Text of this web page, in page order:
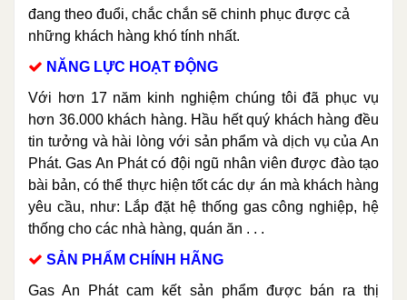
đang theo đuổi, chắc chắn sẽ chinh phục được cả
những khách hàng khó tính nhất.
NĂNG LỰC HOẠT ĐỘNG
Với hơn 17 năm kinh nghiệm chúng tôi đã phục vụ
hơn 36.000 khách hàng. Hầu hết quý khách hàng đều
tin tưởng và hài lòng với sản phẩm và dịch vụ của An
Phát. Gas An Phát có đội ngũ nhân viên được đào tạo
bài bản, có thể thực hiện tốt các dự án mà khách hàng
yêu cầu, như: Lắp đặt hệ thống gas công nghiệp, hệ
thống cho các nhà hàng, quán ăn . . .
SẢN PHẨM CHÍNH HÃNG
Gas An Phát cam kết sản phẩm được bán ra thị